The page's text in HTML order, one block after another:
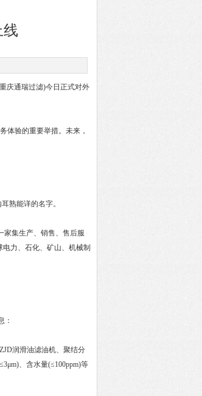
线
通瑞过滤)今日正式对外
体验的重要举措。未来，
熟能详的名字。
集生产、销售、售后服
力、石化、矿山、机械制
：
润滑油滤油机、聚结分
、含水量(≤100ppm)等